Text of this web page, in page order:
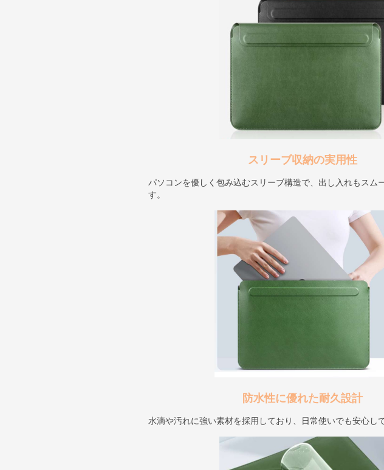
スリーブ収納の実用性
パソコンを優しく包み込むスリーブ構造で、出し入れもスム
す。
防水性に優れた耐久設計
水滴や汚れに強い素材を採用しており、日常使いでも安心し